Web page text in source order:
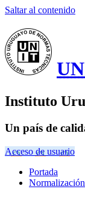
Saltar al contenido
Instituto
Un país de
Acceso de usuario
Portada
Normalización